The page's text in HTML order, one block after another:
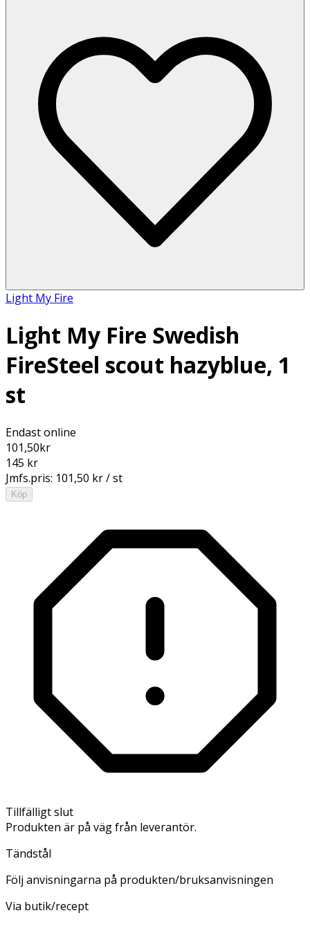
Light My Fire
Light My Fire Swedish
FireSteel scout hazyblue, 1
st
Endast online
101,50kr
145 kr
Jmfs.pris: 101,50 kr / st
Köp
Tillfälligt slut
Produkten är på väg från leverantör.
Tändstål
Följ anvisningarna på produkten/bruksanvisningen
Via butik/recept